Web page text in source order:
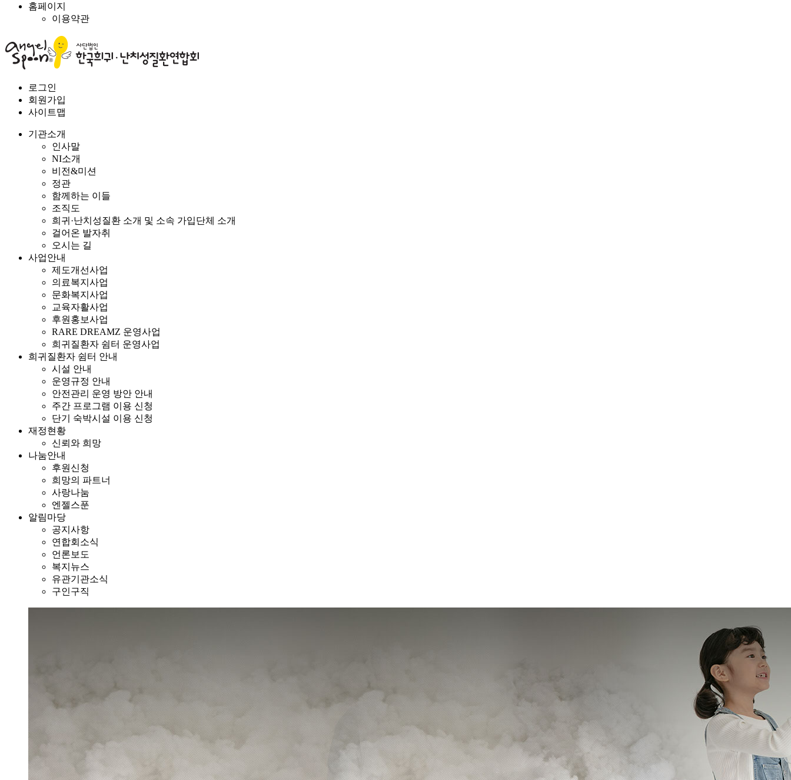
홈페이지
이용약관
로그인
회원가입
사이트맵
기관소개
인사말
NI소개
비전&미션
정관
함께하는 이들
조직도
희귀·난치성질환 소개 및 소속 가입단체 소개
걸어온 발자취
오시는 길
사업안내
제도개선사업
의료복지사업
문화복지사업
교육자활사업
후원홍보사업
RARE DREAMZ 운영사업
희귀질환자 쉼터 운영사업
희귀질환자 쉼터 안내
시설 안내
운영규정 안내
안전관리 운영 방안 안내
주간 프로그램 이용 신청
단기 숙박시설 이용 신청
재정현황
신뢰와 희망
나눔안내
후원신청
희망의 파트너
사랑나눔
엔젤스푼
알림마당
공지사항
연합회소식
언론보도
복지뉴스
유관기관소식
구인구직